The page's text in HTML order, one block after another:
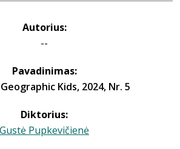
Autorius:
--
Pavadinimas:
Kids, 2024, Nr. 5
Diktorius:
Gustė Pupkevičienė